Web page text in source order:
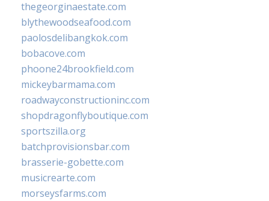
thegeorginaestate.com
blythewoodseafood.com
paolosdelibangkok.com
bobacove.com
phoone24brookfield.com
mickeybarmama.com
roadwayconstructioninc.com
shopdragonflyboutique.com
sportszilla.org
batchprovisionsbar.com
brasserie-gobette.com
musicrearte.com
morseysfarms.com